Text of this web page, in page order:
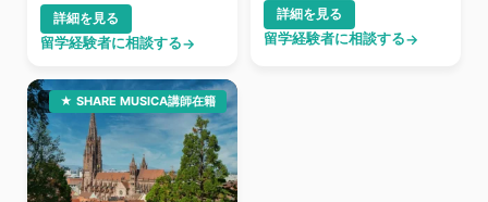
詳細を見る
留学経験者に相談する
詳細を見る
留学経験者に相談する
ドイツ・フライブルク
★ SHARE MUSICA講師在籍